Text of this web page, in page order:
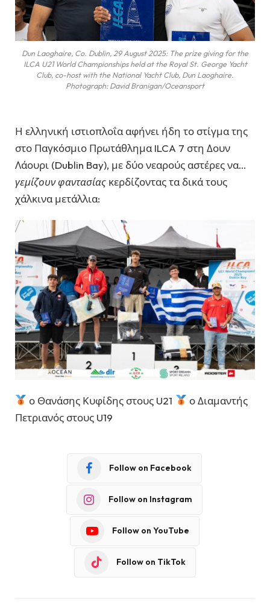
Dun Laoghaire, Co. Dublin, 29 August 2025: The prize giving for the
ILCA U21 World Championships held at the Royal St. George Yacht
Club, co-host with the National Yacht Club, Dun Laoghaire.
Photograph: David Branigan/Oceansport
Η ελληνική ιστιοπλοΐα αφήνει ήδη το στίγμα της
στο Παγκόσμιο Πρωτάθλημα ILCA 7 στη Δουν
Λάουρι (Dublin Bay), με δύο νεαρούς αστέρες να…
γεμίζουν φαντασίας κερδίζοντας τα δικά τους
χάλκινα μετάλλια:
ο Θανάσης Κυφίδης στους U21
ο Διαμαντής
Πετριανός στους U19
Follow on Facebook
Follow on Instagram
Follow on YouTube
Follow on TikTok